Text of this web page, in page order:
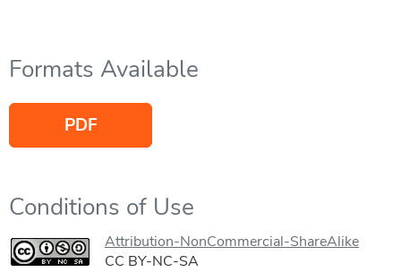
Formats Available
PDF
Conditions of Use
Attribution-NonCommercial-ShareAlike
CC BY-NC-SA